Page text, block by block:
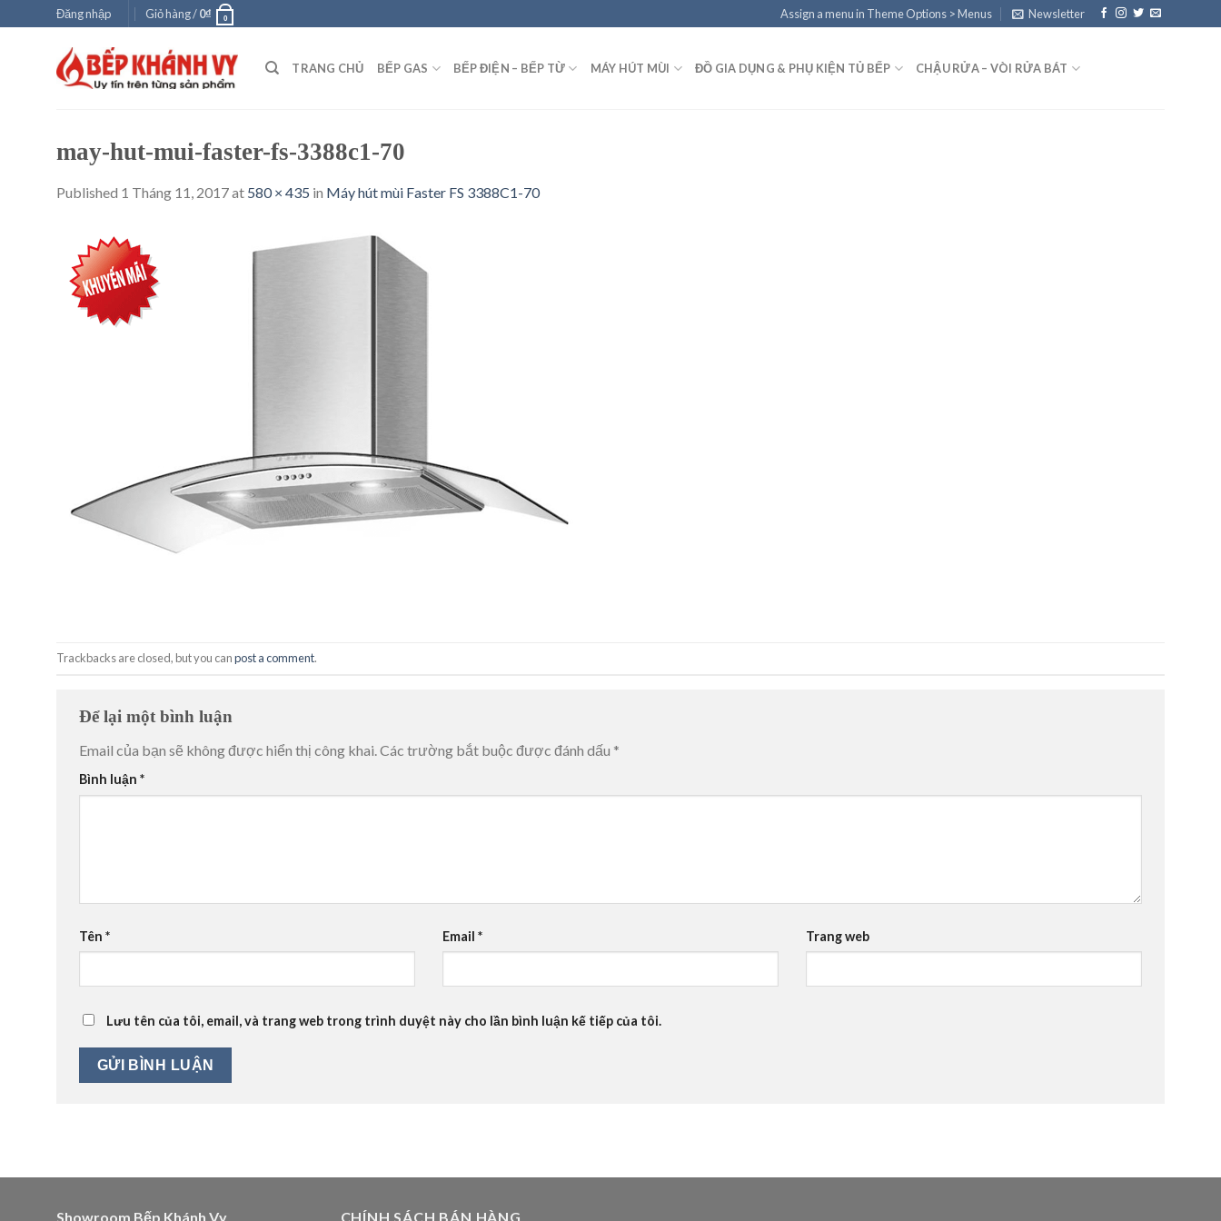
to
Đăng nhập Giỏ hàng /0₫ 0 Assign a menu in Theme Options > Menus Newsletter
TRANG CHỦ BẾP GAS BẾP ĐIỆN – BẾP TỪ MÁY HÚT MÙI ĐỒ GIA DỤNG & PHỤ KIỆN TỦ BẾP CHẬU RỬA – VÒI RỬA BÁT
may-hut-mui-faster-fs-3388c1-70
Published 1 Tháng 11, 2017at 580 × 435 in Máy hút mùi Faster FS 3388C1-70
Trackbacks are closed, but you canpost a comment.
Để lại một bình luận
Email của bạn sẽ không được hiển thị công khai.Các trường bắt buộc được đánh dấu *
Bình luận *
Tên * Email * Trang web
Lưu tên của tôi, email, và trang web trong trình duyệt này cho lần bình luận kế tiếp của tôi.
Showroom Bếp Khánh Vy CHÍNH SÁCH BÁN HÀNG